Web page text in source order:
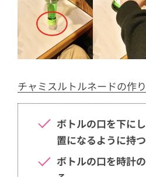
チャミスルトルネードの作
ボトルの口を下に
置になるように持つ
ボトルの口を時計